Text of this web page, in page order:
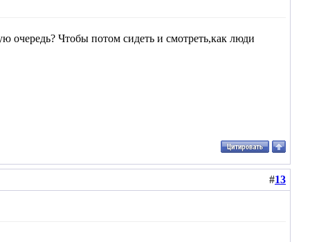
очередь? Чтобы потом сидеть и смотреть,как люди
#13